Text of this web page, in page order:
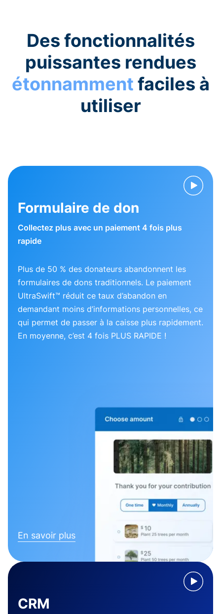
Des fonctionnalités
puissantes rendues
étonnamment faciles à
utiliser
Formulaire de don
Collectez plus avec un paiement 4 fois plus
rapide
Plus de 50 % des donateurs abandonnent les
formulaires de dons traditionnels. Le paiement
UltraSwift™ réduit ce taux d’abandon en
demandant moins d’informations personnelles, ce
qui permet de passer à la caisse plus rapidement.
En moyenne, c’est 4 fois PLUS RAPIDE !
En savoir plus
CRM